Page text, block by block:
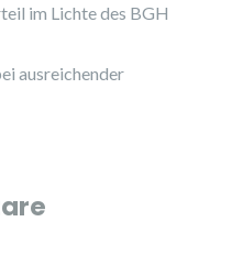
im Lichte des BGH
ausreichender